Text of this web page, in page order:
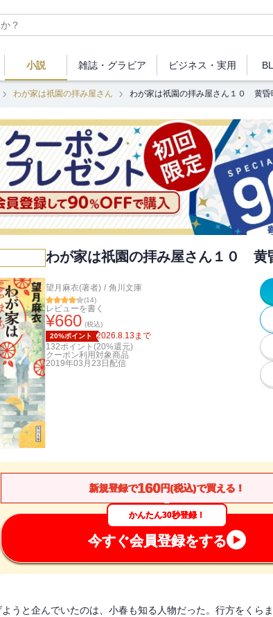
小説 雑誌・ グラビア ビジネス ・実用
わが家は祇園の拝み屋さん わが家は祇園の拝み屋さん１０ 黄昏
わが家は祇園の拝み屋さん１０ 黄
望月麻衣(著者) / 角川文庫
(14)
レビューを書く
¥660 (税込)
20%ポイント
2026.8.13まで
132ポイント(20%還元)
クーポン利用対象商品
2019年03月23日 配信
新規登録で160円(税込)で買える！
かんたん30秒登録！
今すぐ会員登録をする
うと企んでいたのは、小春も知る人物だった。行方をくら